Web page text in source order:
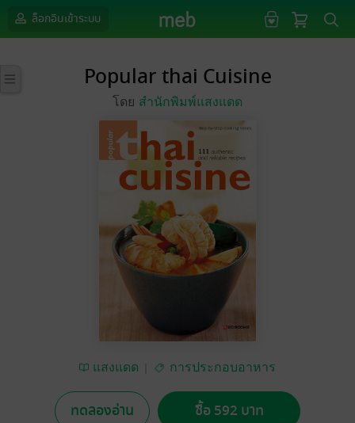
ล็อกอินเข้าระบบ
Popular thai Cuisine
โดย สำนักพิมพ์แสงแดด
แสงแดด การประกอบอาหาร
ทดลองอ่าน ซื้อ 592 บาท